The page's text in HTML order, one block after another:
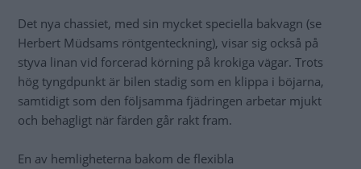
Det nya chassiet, med sin mycket speciella bakvagn (se
Herbert Müdsams röntgenteckning), visar sig också på
styva linan vid forcerad körning på krokiga vägar. Trots
hög tyngdpunkt är bilen stadig som en klippa i böjarna,
samtidigt som den följsamma fjädringen arbetar mjukt
och behagligt när färden går rakt fram.
En av hemligheterna bakom de flexibla